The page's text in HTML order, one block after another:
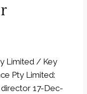
Limited / Key
Pty Limited:
17-Dec-